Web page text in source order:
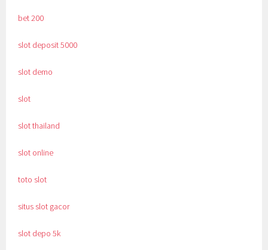
bet 200
slot deposit 5000
slot demo
slot
slot thailand
slot online
toto slot
situs slot gacor
slot depo 5k